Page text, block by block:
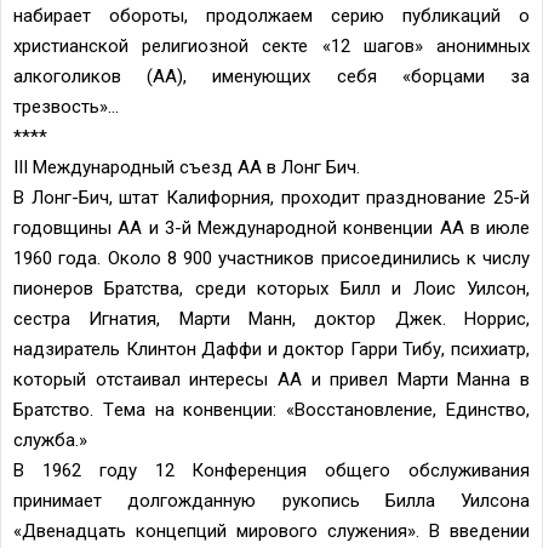
набирает обороты, продолжаем серию публикаций о
христианской религиозной секте «12 шагов» анонимных
алкоголиков (АА), именующих себя «борцами за
трезвость»...
****
III Международный съезд АА в Лонг Бич.
В Лонг-Бич, штат Калифорния, проходит празднование 25-й
годовщины АА и 3-й Международной конвенции АА в июле
1960 года. Около 8 900 участников присоединились к числу
пионеров Братства, среди которых Билл и Лоис Уилсон,
сестра Игнатия, Марти Манн, доктор Джек. Норрис,
надзиратель Клинтон Даффи и доктор Гарри Тибу, психиатр,
который отстаивал интересы АА и привел Марти Манна в
Братство. Tема на конвенции: «Восстановление, Единство,
служба.»
В 1962 году 12 Конференция общего обслуживания
принимает долгожданную рукопись Билла Уилсона
«Двенадцать концепций мирового служения». В введении